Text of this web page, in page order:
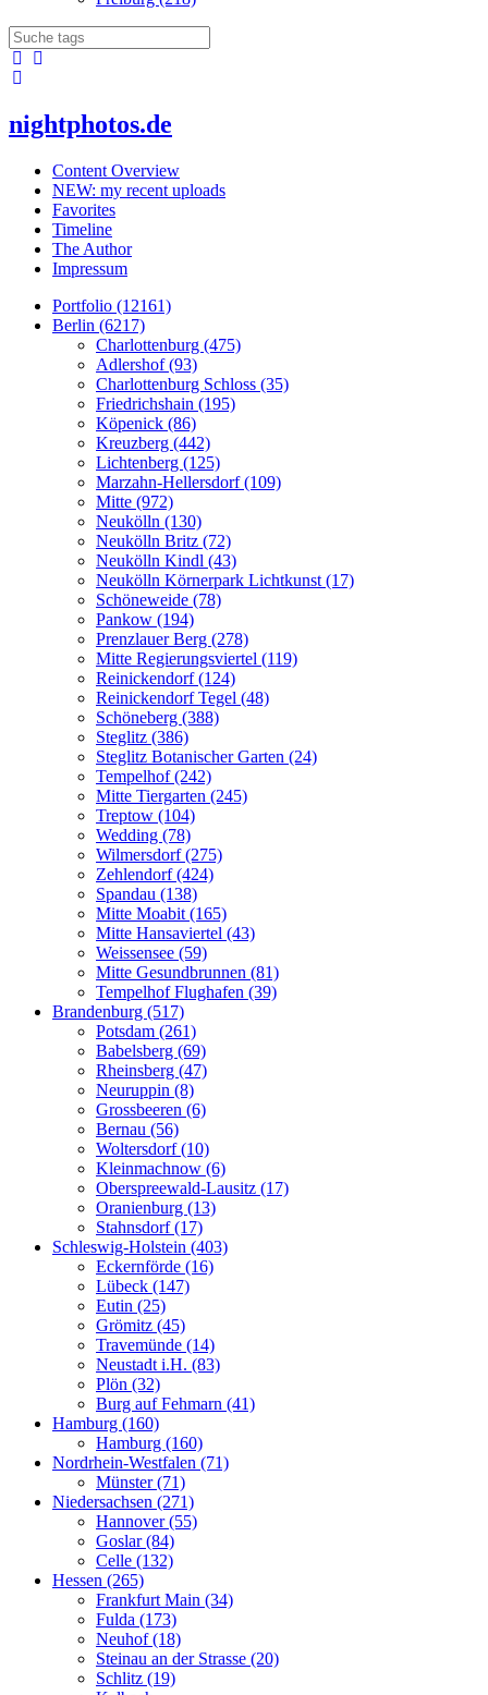
nightphotos.de
Content Overview
NEW: my recent uploads
Favorites
Timeline
The Author
Impressum
Portfolio (12161)
Berlin (6217)
Charlottenburg (475)
Adlershof (93)
Charlottenburg Schloss (35)
Friedrichshain (195)
Köpenick (86)
Kreuzberg (442)
Lichtenberg (125)
Marzahn-Hellersdorf (109)
Mitte (972)
Neukölln (130)
Neukölln Britz (72)
Neukölln Kindl (43)
Neukölln Körnerpark Lichtkunst (17)
Schöneweide (78)
Pankow (194)
Prenzlauer Berg (278)
Mitte Regierungsviertel (119)
Reinickendorf (124)
Reinickendorf Tegel (48)
Schöneberg (388)
Steglitz (386)
Steglitz Botanischer Garten (24)
Tempelhof (242)
Mitte Tiergarten (245)
Treptow (104)
Wedding (78)
Wilmersdorf (275)
Zehlendorf (424)
Spandau (138)
Mitte Moabit (165)
Mitte Hansaviertel (43)
Weissensee (59)
Mitte Gesundbrunnen (81)
Tempelhof Flughafen (39)
Brandenburg (517)
Potsdam (261)
Babelsberg (69)
Rheinsberg (47)
Neuruppin (8)
Grossbeeren (6)
Bernau (56)
Woltersdorf (10)
Kleinmachnow (6)
Oberspreewald-Lausitz (17)
Oranienburg (13)
Stahnsdorf (17)
Schleswig-Holstein (403)
Eckernförde (16)
Lübeck (147)
Eutin (25)
Grömitz (45)
Travemünde (14)
Neustadt i.H. (83)
Plön (32)
Burg auf Fehmarn (41)
Hamburg (160)
Hamburg (160)
Nordrhein-Westfalen (71)
Münster (71)
Niedersachsen (271)
Hannover (55)
Goslar (84)
Celle (132)
Hessen (265)
Frankfurt Main (34)
Fulda (173)
Neuhof (18)
Steinau an der Strasse (20)
Schlitz (19)